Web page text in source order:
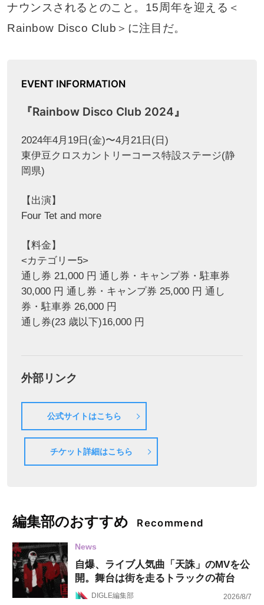
ナウンスされるとのこと。15周年を迎える＜
Rainbow Disco Club＞に注目だ。
EVENT INFORMATION
『Rainbow Disco Club 2024』
2024年4月19日(金)〜4月21日(日)
東伊豆クロスカントリーコース特設ステージ(静
岡県)
【出演】
Four Tet and more
【料金】
<カテゴリー5>
通し券 21,000 円 通し券・キャンプ券・駐車券
30,000 円 通し券・キャンプ券 25,000 円 通し
券・駐車券 26,000 円
通し券(23 歳以下)16,000 円
外部リンク
公式サイトはこちら
チケット詳細はこちら
編集部のおすすめ Recommend
News
自爆、ライブ人気曲「天誅」のMVを公
開。舞台は街を走るトラックの荷台
DIGLE編集部 2026/8/7